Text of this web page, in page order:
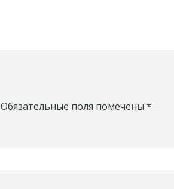
Обязательные поля помечены *